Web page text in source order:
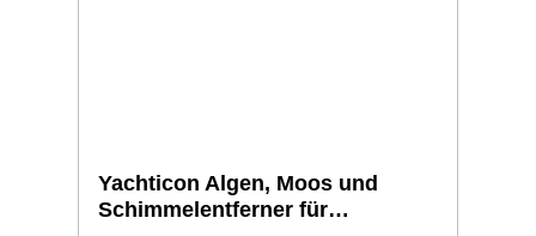
Yachticon Algen, Moos und
Schimmelentferner für